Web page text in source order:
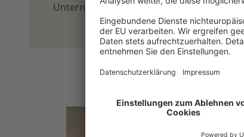
Unternehmenskooperationen
Bedrohte Arten